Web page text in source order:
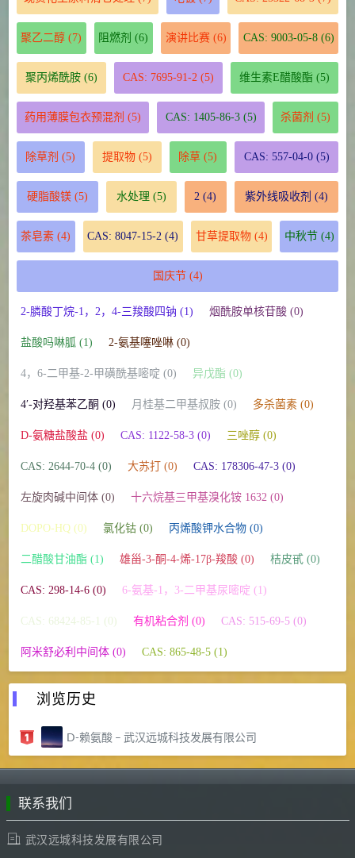
聚乙二醇 (7) 阻燃剂 (6) 演讲比赛(6) CAS: 9003-05-8(6)
聚丙烯酰胺(6) CAS: 7695-91-2 (5) 维生素E醋酸酯 (5)
药用薄膜包衣预混剂 (5) CAS: 1405-86-3(5) 杀菌剂 (5)
除草剂 (5) 提取物(5) 除草 (5) CAS: 557-04-0(5)
硬脂酸镁(5) 水处理 (5) 2 (4) 紫外线吸收剂 (4)
茶皂素 (4) CAS: 8047-15-2 (4) 甘草提取物(4) 中秋节(4)
国庆节(4)
2-膦酸丁烷-1，2，4-三羧酸四钠 (1) 烟酰胺单核苷酸 (0)
盐酸吗啉胍 (1) 2-氨基噻唑啉 (0)
4，6-二甲基-2-甲磺酰基嘧啶 (0) 异戊酯 (0)
4′-对羟基苯乙酮 (0) 月桂基二甲基叔胺 (0) 多杀菌素 (0)
D-氨糖盐酸盐 (0) CAS: 1122-58-3 (0) 三唑醇 (0)
CAS: 2644-70-4 (0) 大苏打 (0) CAS: 178306-47-3 (0)
左旋肉碱中间体 (0) 十六烷基三甲基溴化铵 1632 (0)
DOPO-HQ (0) 氯化钴 (0) 丙烯酸钾水合物 (0)
二醋酸甘油酯 (1) 雄甾-3-酮-4-烯-17β-羧酸 (0) 桔皮甙 (0)
CAS: 298-14-6 (0) 6-氨基-1，3-二甲基尿嘧啶 (1)
CAS: 68424-85-1 (0) 有机粘合剂 (0) CAS: 515-69-5 (0)
阿米舒必利中间体 (0) CAS: 865-48-5 (1)
浏览历史
D-赖氨酸 – 武汉远城科技发展有限公司
联系我们
武汉远城科技发展有限公司